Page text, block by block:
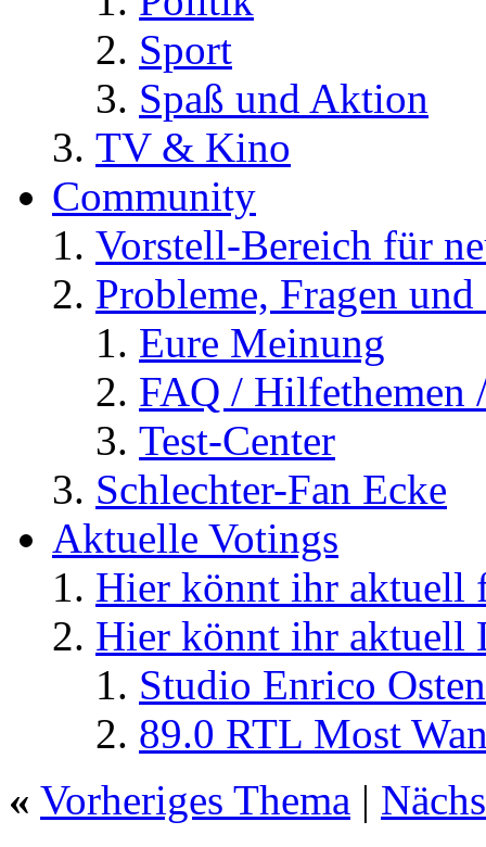
Sport
Spaß und Aktion
TV & Kino
Community
Vorstell-Bereich für
Probleme, Fragen
Eure Meinung
FAQ / Hilfethemen
Test-Center
Schlechter-Fan Ecke
Aktuelle Votings
Hier könnt ihr aktuell
Hier könnt ihr aktuell
Studio Enrico
89.0 RTL Most
« Vorheriges Thema |